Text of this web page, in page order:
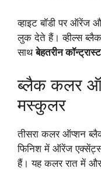
व्हाइट बॉडी पर ऑरेंज
लुक देते हैं। व्हील्स
साथबेहतरीन कॉन्ट्रास्ट
ब्लैक कलर
मस्कुलर
तीसरा कलर ऑप्शन
फिनिश में ऑरेंज
हैं। यह कलर रात में और